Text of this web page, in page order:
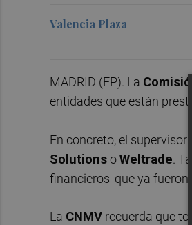
Valencia Plaza
MADRID (EP). La
entidades que están
En concreto, el
Solutions oWeltrade.
financieros' que ya
La CNMV recuerda que